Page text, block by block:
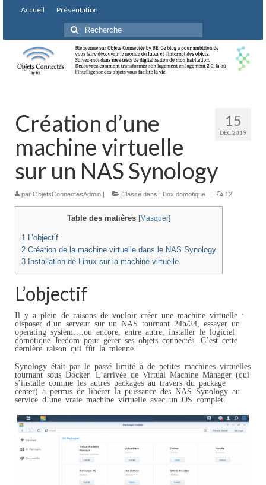
Accueil Présentation
Rechercher
:
15
DÉC 2019
Création d’une
machine virtuelle
sur un NAS Synology
par ObjetsConnectesAdmin | Classé dans : Box domotique | 12
Table des matières [Masquer]
1 L’objectif
2 Création de la machine virtuelle dans le NAS Synology
3 Installation de Linux sur la machine virtuelle
L’objectif
Il y a plein de raisons de vouloir créer une machine virtuelle :
disposer d’un serveur sur un NAS tournant 24h/24, essayer un
operating system….ou encore, entre autre, installer le logiciel
domotique Jeedom pour gérer ses objets connectés. C’est cette
dernière raison qui fût la mienne.
Synology était par le passé limité à de petites machines virtuelles
tournant sous Docker. L’arrivée de Virtual Machine Manager (qui
s’installe comme les autres packages au travers du package
center) a permis de libérer la puissance des NAS Synology au
service d’une vraie machine virtuelle avec un OS complet.